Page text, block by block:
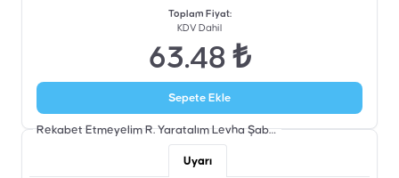
Toplam Fiyat:
KDV Dahil
63.48 ₺
Sepete Ekle
Rekabet Etmeyelim R. Yaratalım Levha Şablon
Uyarı